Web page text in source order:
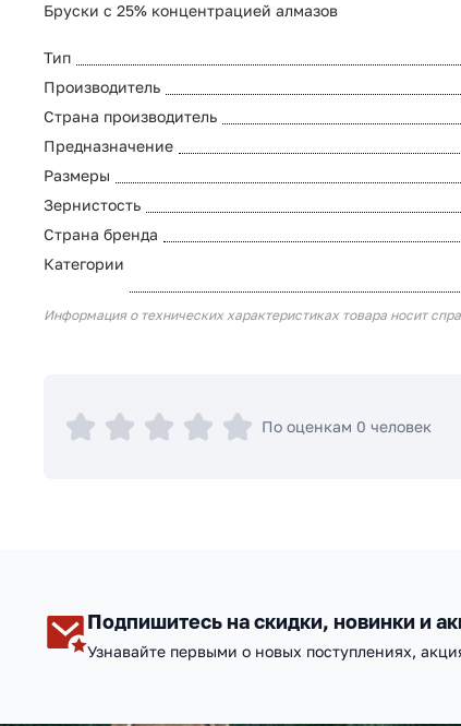
Бруски с 25% концентрацией алмазов
Тип
Производитель
Страна производитель
Предназначение
Размеры
Зернистость
Страна бренда
Категории
Информация о технических характеристиках товара носит
По оценкам 0 человек
Подпишитесь на скидки, новинки и
Узнавайте первыми о новых поступлениях,